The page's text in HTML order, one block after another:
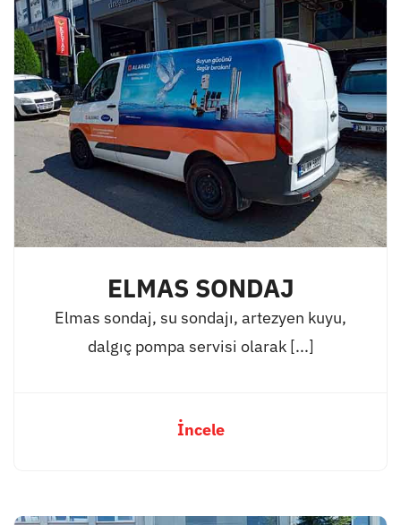
ELMAS SONDAJ
Elmas sondaj, su sondajı, artezyen kuyu,
dalgıç pompa servisi olarak [...]
İncele